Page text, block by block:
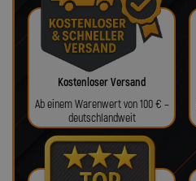
Kostenloser Versand
Ab einem Warenwert von 100 € –
deutschlandweit